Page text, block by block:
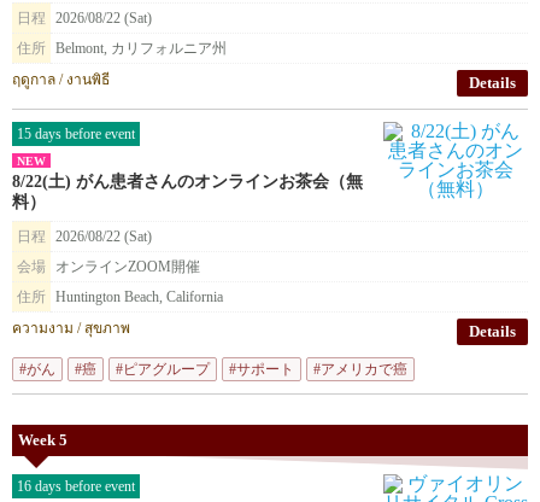
日程
2026/08/22 (Sat)
住所 Belmont, カリフォルニア州
ฤดูกาล / งานพิธี
Details
15 days before event
NEW
8/22(土) がん患者さんのオンラインお茶会（無
料）
日程
2026/08/22 (Sat)
会場
オンラインZOOM開催
住所 Huntington Beach, California
ความงาม / สุขภาพ
Details
#がん #癌 #ピアグループ #サポート #アメリカで癌
Week 5
16 days before event